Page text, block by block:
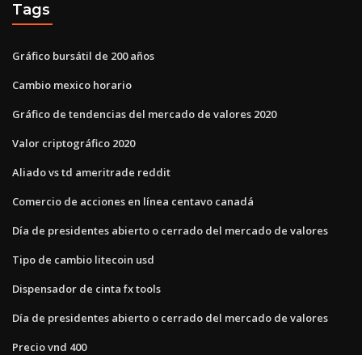
Tags
Gráfico bursátil de 200 años
Cambio mexico horario
Gráfico de tendencias del mercado de valores 2020
Valor criptográfico 2020
Aliado vs td ameritrade reddit
Comercio de acciones en línea centavo canadá
Día de presidentes abierto o cerrado del mercado de valores
Tipo de cambio litecoin usd
Dispensador de cinta fx tools
Día de presidentes abierto o cerrado del mercado de valores
Precio vnd 400